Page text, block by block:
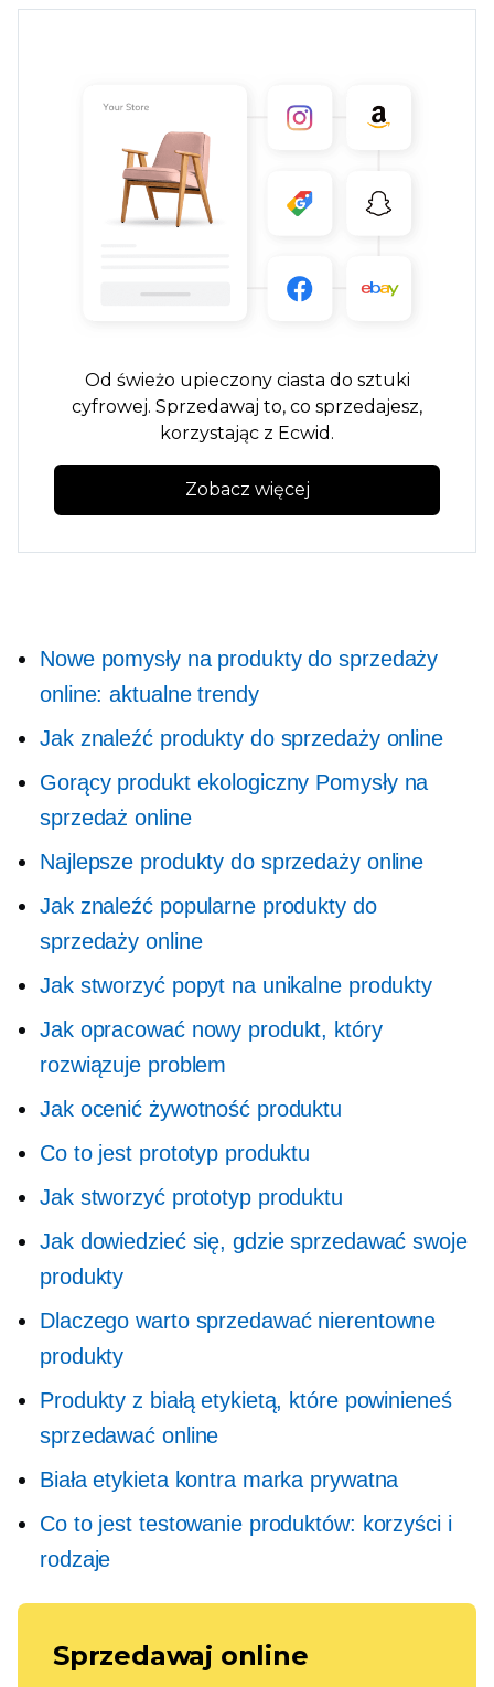
Od świeżo upieczonyciasta do sztuki
cyfrowej. Sprzedawaj to, co sprzedajesz,
korzystając z Ecwid.
Zobacz więcej
Nowe pomysły na produkty do sprzedaży
online: aktualne trendy
Jak znaleźć produkty do sprzedaży online
Gorący produkt ekologiczny Pomysły na
sprzedaż online
Najlepsze produkty do sprzedaży online
Jak znaleźć popularne produkty do
sprzedaży online
Jak stworzyć popyt na unikalne produkty
Jak opracować nowy produkt, który
rozwiązuje problem
Jak ocenić żywotność produktu
Co to jest prototyp produktu
Jak stworzyć prototyp produktu
Jak dowiedzieć się, gdzie sprzedawać swoje
produkty
Dlaczego warto sprzedawać nierentowne
produkty
Produkty z białą etykietą, które powinieneś
sprzedawać online
Biała etykieta kontra marka prywatna
Co to jest testowanie produktów: korzyści i
rodzaje
Sprzedawaj online